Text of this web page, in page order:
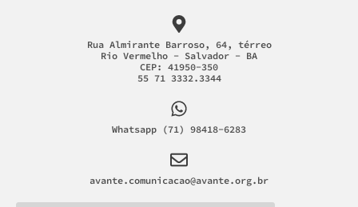
Rua Almirante Barroso, 64, térreo
Rio Vermelho - Salvador - BA
CEP: 41950-350
55 71 3332.3344
Whatsapp (71) 98418-6283
avante.comunicacao@avante.org.br